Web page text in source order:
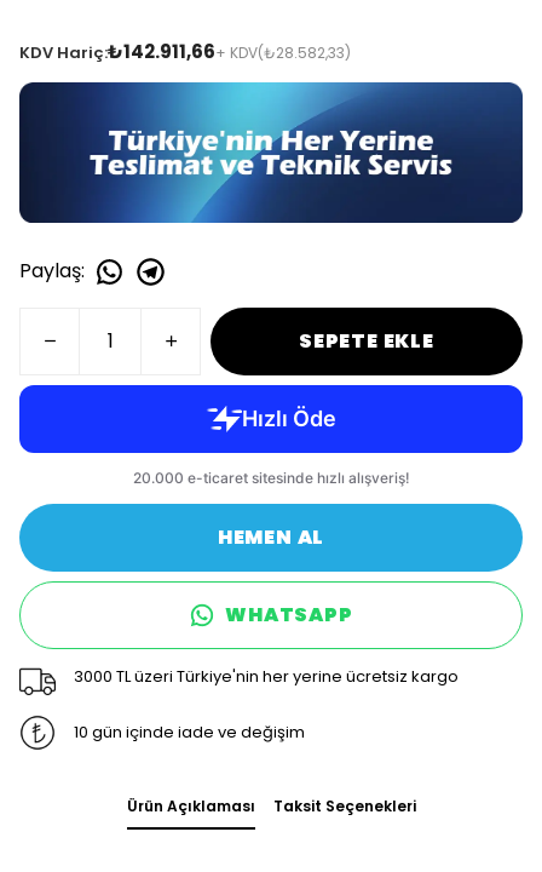
KDV Hariç:₺142.911,66+ KDV(₺28.582,33)
Paylaş:
SEPETE EKLE
HEMEN AL
WHATSAPP
3000 TL üzeri Türkiye'nin her yerine ücretsiz kargo
10 gün içinde iade ve değişim
Ürün Açıklaması Taksit Seçenekleri